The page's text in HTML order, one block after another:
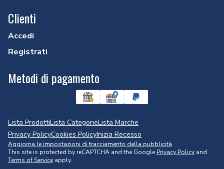
Clienti
Accedi
Registrati
Metodi di pagamento
Lista ProdottiLista CategorieLista Marche
Privacy PolicyCookies PolicyInizia Recesso
Aggiorna le impostazioni di tracciamento della pubblicità
This site is protected by reCAPTCHA and the Google Privacy Policy and
Terms of Service apply.